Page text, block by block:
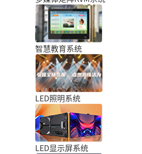
智慧教育系统
LED照明系统
LED显示屏系统